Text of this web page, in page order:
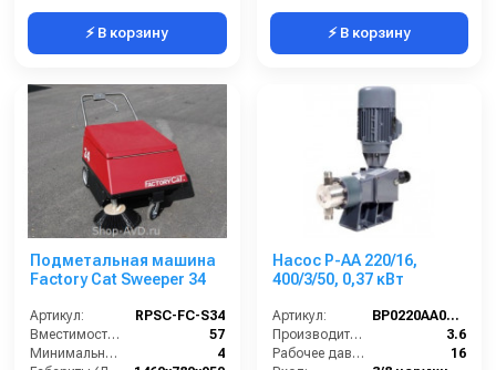
⚡ В корзину ⚡ В корзину
Подметальная машина
Factory Cat Sweeper 34
Артикул:
RPSC-FC-S34
Вместимость бункера (л):
57
Минимальное время работы (ч):
4
Насос P-AA 220/16,
400/3/50, 0,37 кВт
Артикул:
BP0220AA00600
Производительность (л/мин):
3.6
Рабочее давление (бар):
16